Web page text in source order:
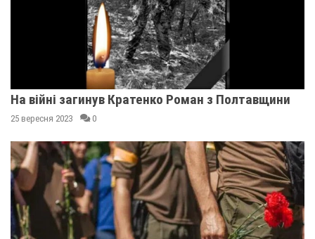
На війні загинув Кратенко Роман з Полтавщини
25 вересня 2023 0